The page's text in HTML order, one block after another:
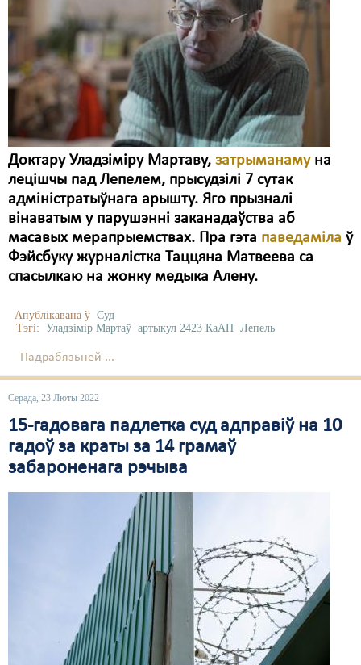
Доктару Уладзіміру Мартаву, затрыманамуна
лецішчы пад Лепелем, прысудзілі 7 сутак
адміністратыўнага арышту. Яго прызналі
вінаватым у парушэнні заканадаўства аб
масавых мерапрыемствах. Пра гэта паведаміла ў
Фэйсбуку журналістка Таццяна Матвеева са
спасылкаю на жонку медыка Алену.
Апублікавана ў Суд
Тэгі: Уладзімір Мартаў артыкул 2423 КаАП Лепель
Падрабязьней ...
Серада, 23 Люты 2022
15-гадовага падлетка суд адправіў на 10
гадоў за краты за 14 грамаў
забароненага рэчыва
Сьмяротнае пакараньне
Экалёгія
Правы працоўных
Сацыяльныя правы